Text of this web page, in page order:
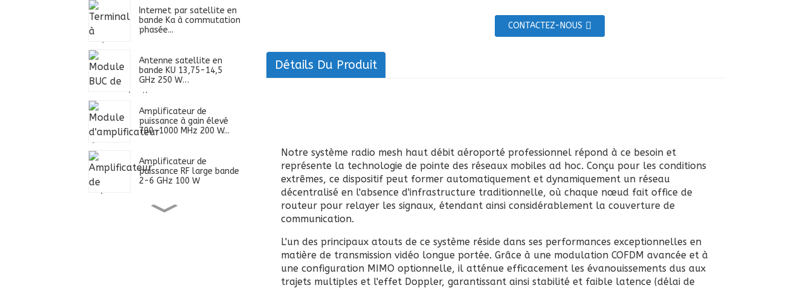
Internet par satellite en
bande Ka à commutation
phasée...
Antenne satellite en
bande KU 13,75-14,5
GHz 250 W…
Amplificateur de
puissance à gain élevé
700-1000 MHz 200 W...
Amplificateur de
puissance RF large bande
2-6 GHz 100 W
Alimentation ultra large
CONTACTEZ-NOUS
Détails Du Produit
Notre système radio mesh haut débit aéroporté professionnel répond à ce besoin et
représente la technologie de pointe des réseaux mobiles ad hoc. Conçu pour les conditions
extrêmes, ce dispositif peut former automatiquement et dynamiquement un réseau
décentralisé en l'absence d'infrastructure traditionnelle, où chaque nœud fait office de
routeur pour relayer les signaux, étendant ainsi considérablement la couverture de
communication.
L'un des principaux atouts de ce système réside dans ses performances exceptionnelles en
matière de transmission vidéo longue portée. Grâce à une modulation COFDM avancée et à
une configuration MIMO optionnelle, il atténue efficacement les évanouissements dus aux
trajets multiples et l'effet Doppler, garantissant ainsi stabilité et faible latence (délai de